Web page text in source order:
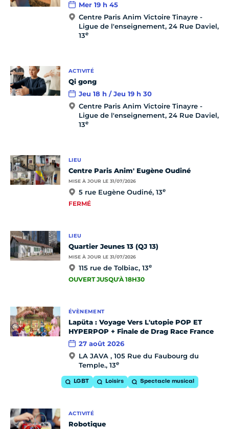
Mer 19 h 45
Centre Paris Anim Victoire Tinayre -
Ligue de l'enseignement, 24 Rue Daviel,
13e
ACTIVITÉ
Qi gong
Jeu 18 h / Jeu 19 h 30
Centre Paris Anim Victoire Tinayre -
Ligue de l'enseignement, 24 Rue Daviel,
13e
LIEU
Centre Paris Anim' Eugène Oudiné
MISE À JOUR LE 31/07/2026
5 rue Eugène Oudiné, 13e
FERMÉ
LIEU
Quartier Jeunes 13 (QJ 13)
MISE À JOUR LE 31/07/2026
115 rue de Tolbiac, 13e
OUVERT JUSQU'À 18H30
ÉVÈNEMENT
Lapüta : Voyage Vers L'utopie POP ET
HYPERPOP + Finale de Drag Race France
27 août 2026
LA JAVA , 105 Rue du Faubourg du
Temple., 13e
LGBT Loisirs Spectacle musical
ACTIVITÉ
Robotique